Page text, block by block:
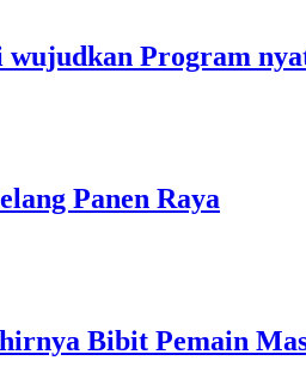
Program
Panen Raya
Bibit Pemain